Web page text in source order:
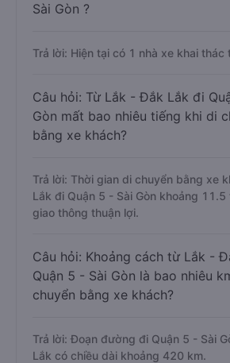
Sài Gòn ?
Trả lời: Hiện tại có 1 nhà xe khai thác
Câu hỏi: Từ Lắk - Đắk Lắk đi
Gòn mất bao nhiêu tiếng khi di
bằng xe khách?
Trả lời: Thời gian di chuyển bằng xe
Lắk đi Quận 5 - Sài Gòn khoảng
giao thông thuận lợi.
Câu hỏi: Khoảng cách từ Lắk -
Quận 5 - Sài Gòn là bao nhiêu
chuyển bằng xe khách?
Trả lời: Đoạn đường đi Quận 5 - Sài
Lắk có chiều dài khoảng 420 km.